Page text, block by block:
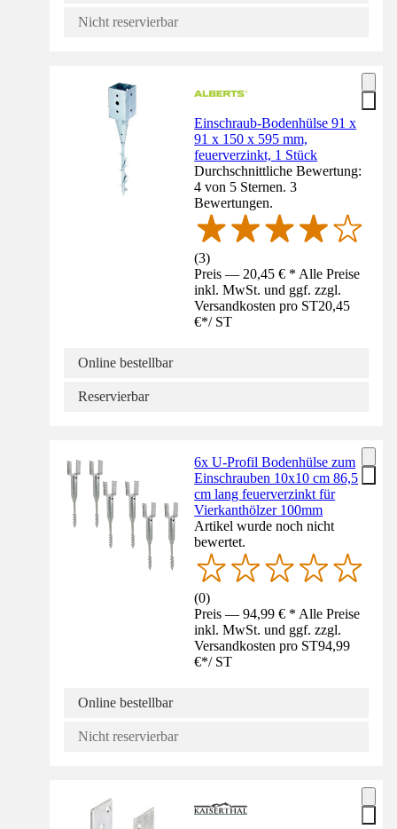
Nicht reservierbar
Einschraub-Bodenhülse 91 x
91 x 150 x 595 mm,
feuerverzinkt, 1 Stück
Durchschnittliche Bewertung:
4 von 5 Sternen. 3
Bewertungen.
(3)
Preis — 20,45 € * Alle Preise
inkl. MwSt. und ggf. zzgl.
Versandkosten pro ST20,45
€*/ ST
Online bestellbar
Reservierbar
6x U-Profil Bodenhülse zum
Einschrauben 10x10 cm 86,5
cm lang feuerverzinkt für
Vierkanthölzer 100mm
Artikel wurde noch nicht
bewertet.
(0)
Preis — 94,99 € * Alle Preise
inkl. MwSt. und ggf. zzgl.
Versandkosten pro ST94,99
€*/ ST
Online bestellbar
Nicht reservierbar